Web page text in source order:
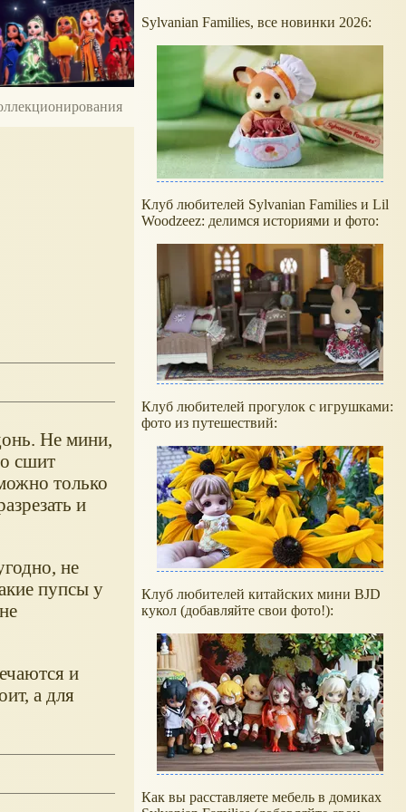
Не мини,
сшит
только
и
не
пупсы у
и
а для
Sylvanian Families, все новинки 2026:
Клуб любителей Sylvanian Families и Lil
Woodzeez: делимся историями и фото:
Клуб любителей прогулок с игрушками:
фото из путешествий:
Клуб любителей китайских мини BJD
кукол (добавляйте свои фото!):
Как вы расставляете мебель в домиках